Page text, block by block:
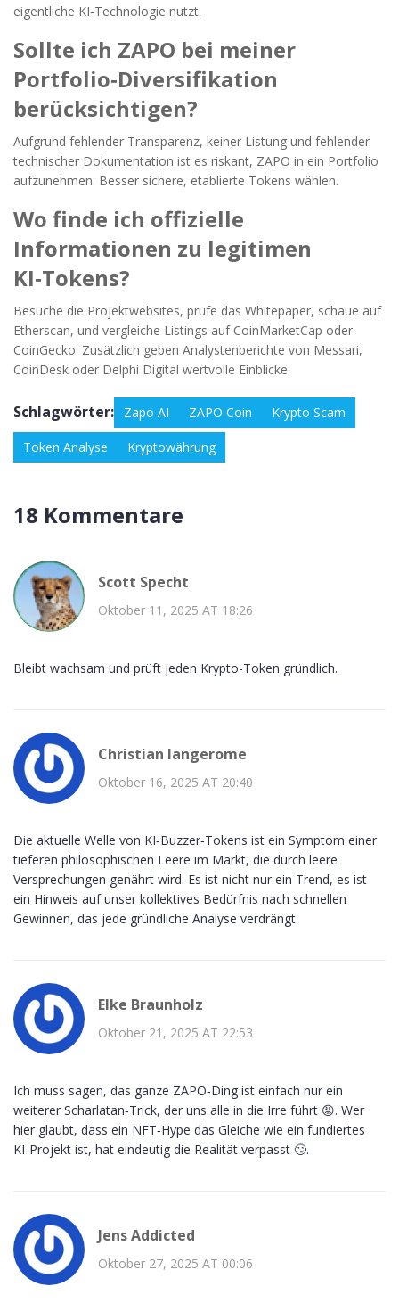
eigentliche KI‑Technologie nutzt.
Sollte ich ZAPO bei meiner
Portfolio‑Diversifikation
berücksichtigen?
Aufgrund fehlender Transparenz, keiner Listung und fehlender
technischer Dokumentation ist es riskant, ZAPO in ein Portfolio
aufzunehmen. Besser sichere, etablierte Tokens wählen.
Wo finde ich offizielle
Informationen zu legitimen
KI‑Tokens?
Besuche die Projektwebsites, prüfe das Whitepaper, schaue auf
Etherscan, und vergleiche Listings auf CoinMarketCap oder
CoinGecko. Zusätzlich geben Analystenberichte von Messari,
CoinDesk oder Delphi Digital wertvolle Einblicke.
Schlagwörter: Zapo AI ZAPO Coin Krypto Scam
Token Analyse Kryptowährung
18 Kommentare
Scott Specht
Oktober 11, 2025 AT 18:26
Bleibt wachsam und prüft jeden Krypto-Token gründlich.
Christian langerome
Oktober 16, 2025 AT 20:40
Die aktuelle Welle von KI‑Buzzer‑Tokens ist ein Symptom einer
tieferen philosophischen Leere im Markt, die durch leere
Versprechungen genährt wird. Es ist nicht nur ein Trend, es ist
ein Hinweis auf unser kollektives Bedürfnis nach schnellen
Gewinnen, das jede gründliche Analyse verdrängt.
Elke Braunholz
Oktober 21, 2025 AT 22:53
Ich muss sagen, das ganze ZAPO‑Ding ist einfach nur ein
weiterer Scharlatan‑Trick, der uns alle in die Irre führt 😡. Wer
hier glaubt, dass ein NFT‑Hype das Gleiche wie ein fundiertes
KI‑Projekt ist, hat eindeutig die Realität verpasst 🙄.
Jens Addicted
Oktober 27, 2025 AT 00:06